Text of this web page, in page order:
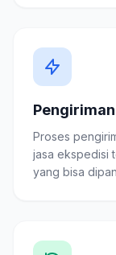
Proses
jasa ekspedisi
yang bisa